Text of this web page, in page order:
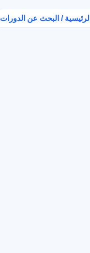
الرئيسية / البحث عن الدورات